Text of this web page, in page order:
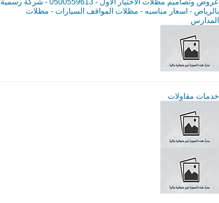
عروض وتصاميم مظلات الاختيار الاول - 0500559613 - شركة رسمية
بالرياض - اسعار مناسبه - مظلات المواقف السيارات - مظلات
المدارس
خدمات مقاولات